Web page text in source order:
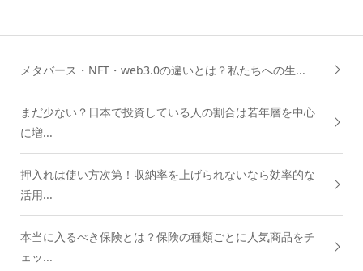
メタバース・NFT・web3.0の違いとは？私たちへの生...
まだ少ない？日本で投資している人の割合は若年層を中心
に増...
押入れは使い方次第！収納率を上げられないなら効率的な
活用...
本当に入るべき保険とは？保険の種類ごとに人気商品をチ
ェッ...